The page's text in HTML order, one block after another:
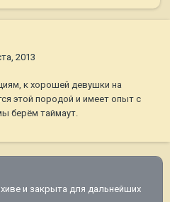
2013
к хорошей девушки на
этой породой и имеет опыт с
берём таймаут.
и закрыта для дальнейших